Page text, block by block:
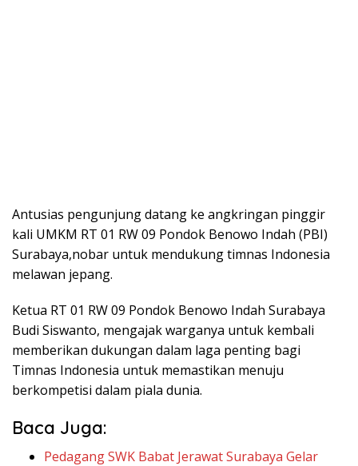
Antusias pengunjung datang ke angkringan pinggir
kali UMKM RT 01 RW 09 Pondok Benowo Indah (PBI)
Surabaya,nobar untuk mendukung timnas Indonesia
melawan jepang.
Ketua RT 01 RW 09 Pondok Benowo Indah Surabaya
Budi Siswanto, mengajak warganya untuk kembali
memberikan dukungan dalam laga penting bagi
Timnas Indonesia untuk memastikan menuju
berkompetisi dalam piala dunia.
Baca Juga:
Pedagang SWK Babat Jerawat Surabaya Gelar